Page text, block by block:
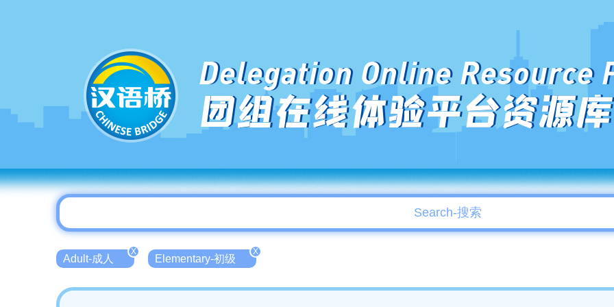
Delegation Online Resource
团组在线体验平台资源库
Adult-成人
X
Elementary-初级
X